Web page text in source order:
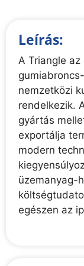
Leírás:
A Triangle
nemzetközi
rendelkezik.
gyártás
exportálja
modern
üzemanyag-
egészen az